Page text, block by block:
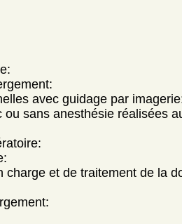
avec guidage par
ou sans anesthésie réalisées
charge et de traitement de la